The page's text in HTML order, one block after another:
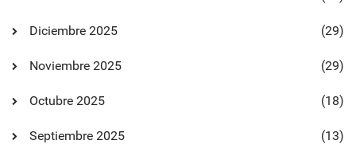
Diciembre 2025 (29)
Noviembre 2025 (29)
Octubre 2025 (18)
Septiembre 2025 (13)